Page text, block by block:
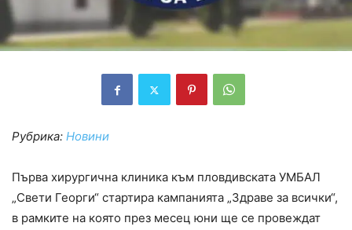
Рубрика: Новини
Първа хирургична клиника към пловдивската УМБАЛ
„Свети Георги“ стартира кампанията „Здраве за всички“,
в рамките на която през месец юни ще се провеждат